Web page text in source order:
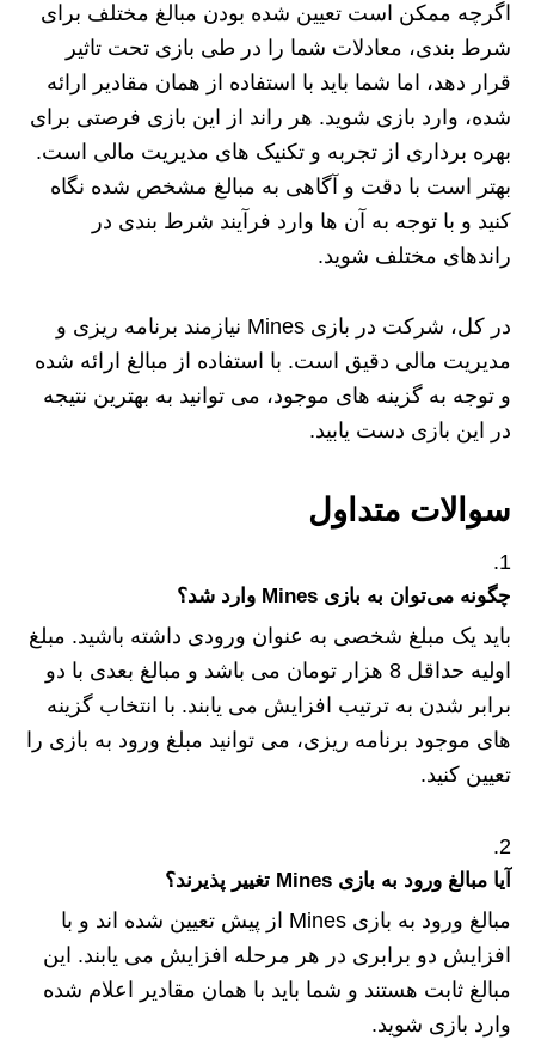
اگرچه ممکن است تعیین شده‌ بودن مبالغ مختلف برای
شرط‌ بندی، معادلات شما را در طی بازی تحت تاثیر
قرار دهد، اما شما باید با استفاده از همان مقادیر ارائه
شده، وارد بازی شوید. هر راند از این بازی فرصتی برای
بهره‌ برداری از تجربه و تکنیک‌ های مدیریت مالی است.
بهتر است با دقت و آگاهی به مبالغ مشخص شده نگاه
کنید و با توجه به آن‌ ها وارد فرآیند شرط‌ بندی در
راندهای مختلف شوید.
در کل، شرکت در بازی Mines نیازمند برنامه‌ ریزی و
مدیریت مالی دقیق است. با استفاده از مبالغ ارائه شده
و توجه به گزینه‌ های موجود، می‌ توانید به بهترین نتیجه
در این بازی دست یابید.
سوالات متداول
چگونه می‌توان به بازی Mines وارد شد؟
باید یک مبلغ شخصی به عنوان ورودی داشته باشید. مبلغ
اولیه حداقل 8 هزار تومان می‌ باشد و مبالغ بعدی با دو
برابر شدن به ترتیب افزایش می‌ یابند. با انتخاب گزینه‌
های موجود برنامه‌ ریزی، می‌ توانید مبلغ ورود به بازی را
تعیین کنید.
آیا مبالغ ورود به بازی Mines تغییر پذیرند؟
مبالغ ورود به بازی Mines از پیش تعیین شده‌ اند و با
افزایش دو برابری در هر مرحله افزایش می‌ یابند. این
مبالغ ثابت هستند و شما باید با همان مقادیر اعلام شده
وارد بازی شوید.